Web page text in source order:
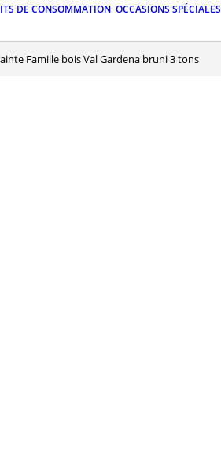
DE CONSOMMATION OCCASIONS SPÉCIALES
Famille bois Val Gardena bruni 3 tons